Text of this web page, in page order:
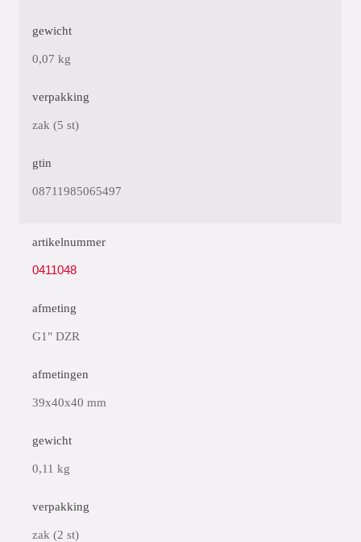
gewicht
0,07 kg
verpakking
zak (5 st)
gtin
08711985065497
artikelnummer
0411048
afmeting
G1" DZR
afmetingen
39x40x40 mm
gewicht
0,11 kg
verpakking
zak (2 st)